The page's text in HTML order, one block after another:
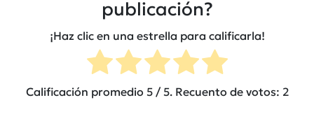
publicación?
¡Haz clic en una estrella para calificarla!
Calificación promedio 5/ 5. Recuento de votos: 2